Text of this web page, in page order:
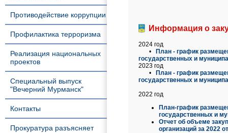
Противодействие коррупции
Профилактика терроризма
Реализация национальных
проектов
Специальный выпуск
"Вечерний Мурманск"
Контакты
Прокуратура разъясняет
Информация о
2024 год
•
План - график
государственных и
2023 год
•
План - график
государственных и
2022 год
План-график
государственных и
Отчет об объеме
организаций за 2022